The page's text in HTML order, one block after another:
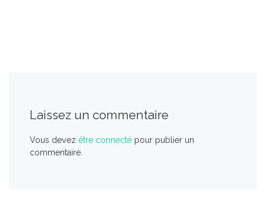
Laissez un commentaire
Vous devezêtre connecté pour publier un
commentaire.